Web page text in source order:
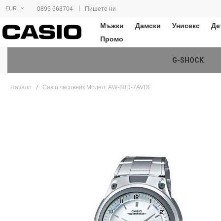
EUR 0895 668704 | Пишете ни
Мъжки Дамски Унисекс
Промо
G-SHOCK
Начало Casio часовник Модел: AW-80D-7AVDF